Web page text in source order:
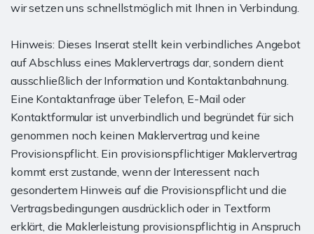
wir setzen uns schnellstmöglich mit Ihnen in Verbindung.
Hinweis: Dieses Inserat stellt kein verbindliches Angebot
auf Abschluss eines Maklervertrags dar, sondern dient
ausschließlich der Information und Kontaktanbahnung.
Eine Kontaktanfrage über Telefon, E-Mail oder
Kontaktformular ist unverbindlich und begründet für sich
genommen noch keinen Maklervertrag und keine
Provisionspflicht. Ein provisionspflichtiger Maklervertrag
kommt erst zustande, wenn der Interessent nach
gesondertem Hinweis auf die Provisionspflicht und die
Vertragsbedingungen ausdrücklich oder in Textform
erklärt, die Maklerleistung provisionspflichtig in Anspruch